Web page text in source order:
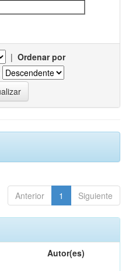
| Ordenar por
Anterior 1 Siguiente
Autor(es)